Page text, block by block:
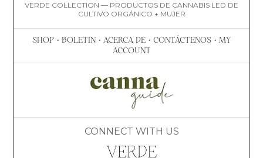
VERDE COLLECTION — PRODUCTOS DE CANNABIS LED DE
CULTIVO ORGÁNICO + MUJER
SHOP • BOLETIN • ACERCA DE • CONTÁCTENOS • MY
ACCOUNT
CONNECT WITH US